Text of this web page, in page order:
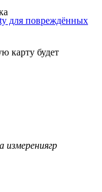
для повреждённых
карту будет
измерениягр